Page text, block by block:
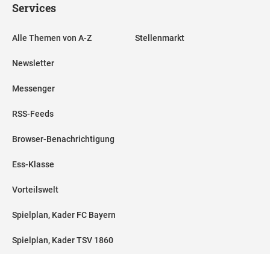
Services
Alle Themen von A-Z
Newsletter
Messenger
RSS-Feeds
Browser-Benachrichtigung
Ess-Klasse
Vorteilswelt
Spielplan, Kader FC Bayern
Spielplan, Kader TSV 1860
Stellenmarkt